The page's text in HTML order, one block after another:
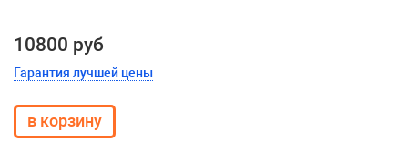
10800 руб
Гарантия лучшей цены